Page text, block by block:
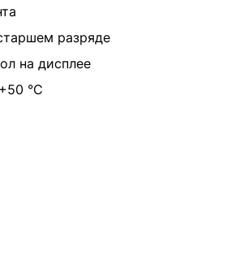
разряде
на дисплее
°С